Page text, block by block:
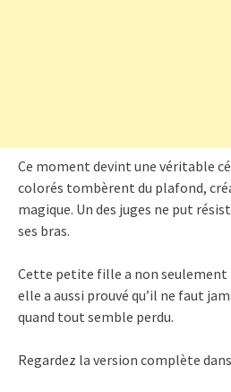
Ce moment devint une véritable
colorés tombèrent du plafond,
magique. Un des juges ne put
ses bras.
Cette petite fille a non
elle a aussi prouvé qu’il ne faut
quand tout semble perdu.
Regardez la version complète